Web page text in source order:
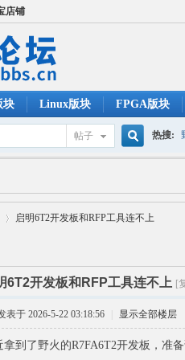
店铺
块 Linux版块 FPGA版块
帖子
搜
热搜:
›
启明6T2开发板和RFP工具连不上
6T2开发板和RFP工具连不上 [
表于 2026-5-22 03:18:56 显示全部楼层
拿到了野火的R7FA6T2开发板，准